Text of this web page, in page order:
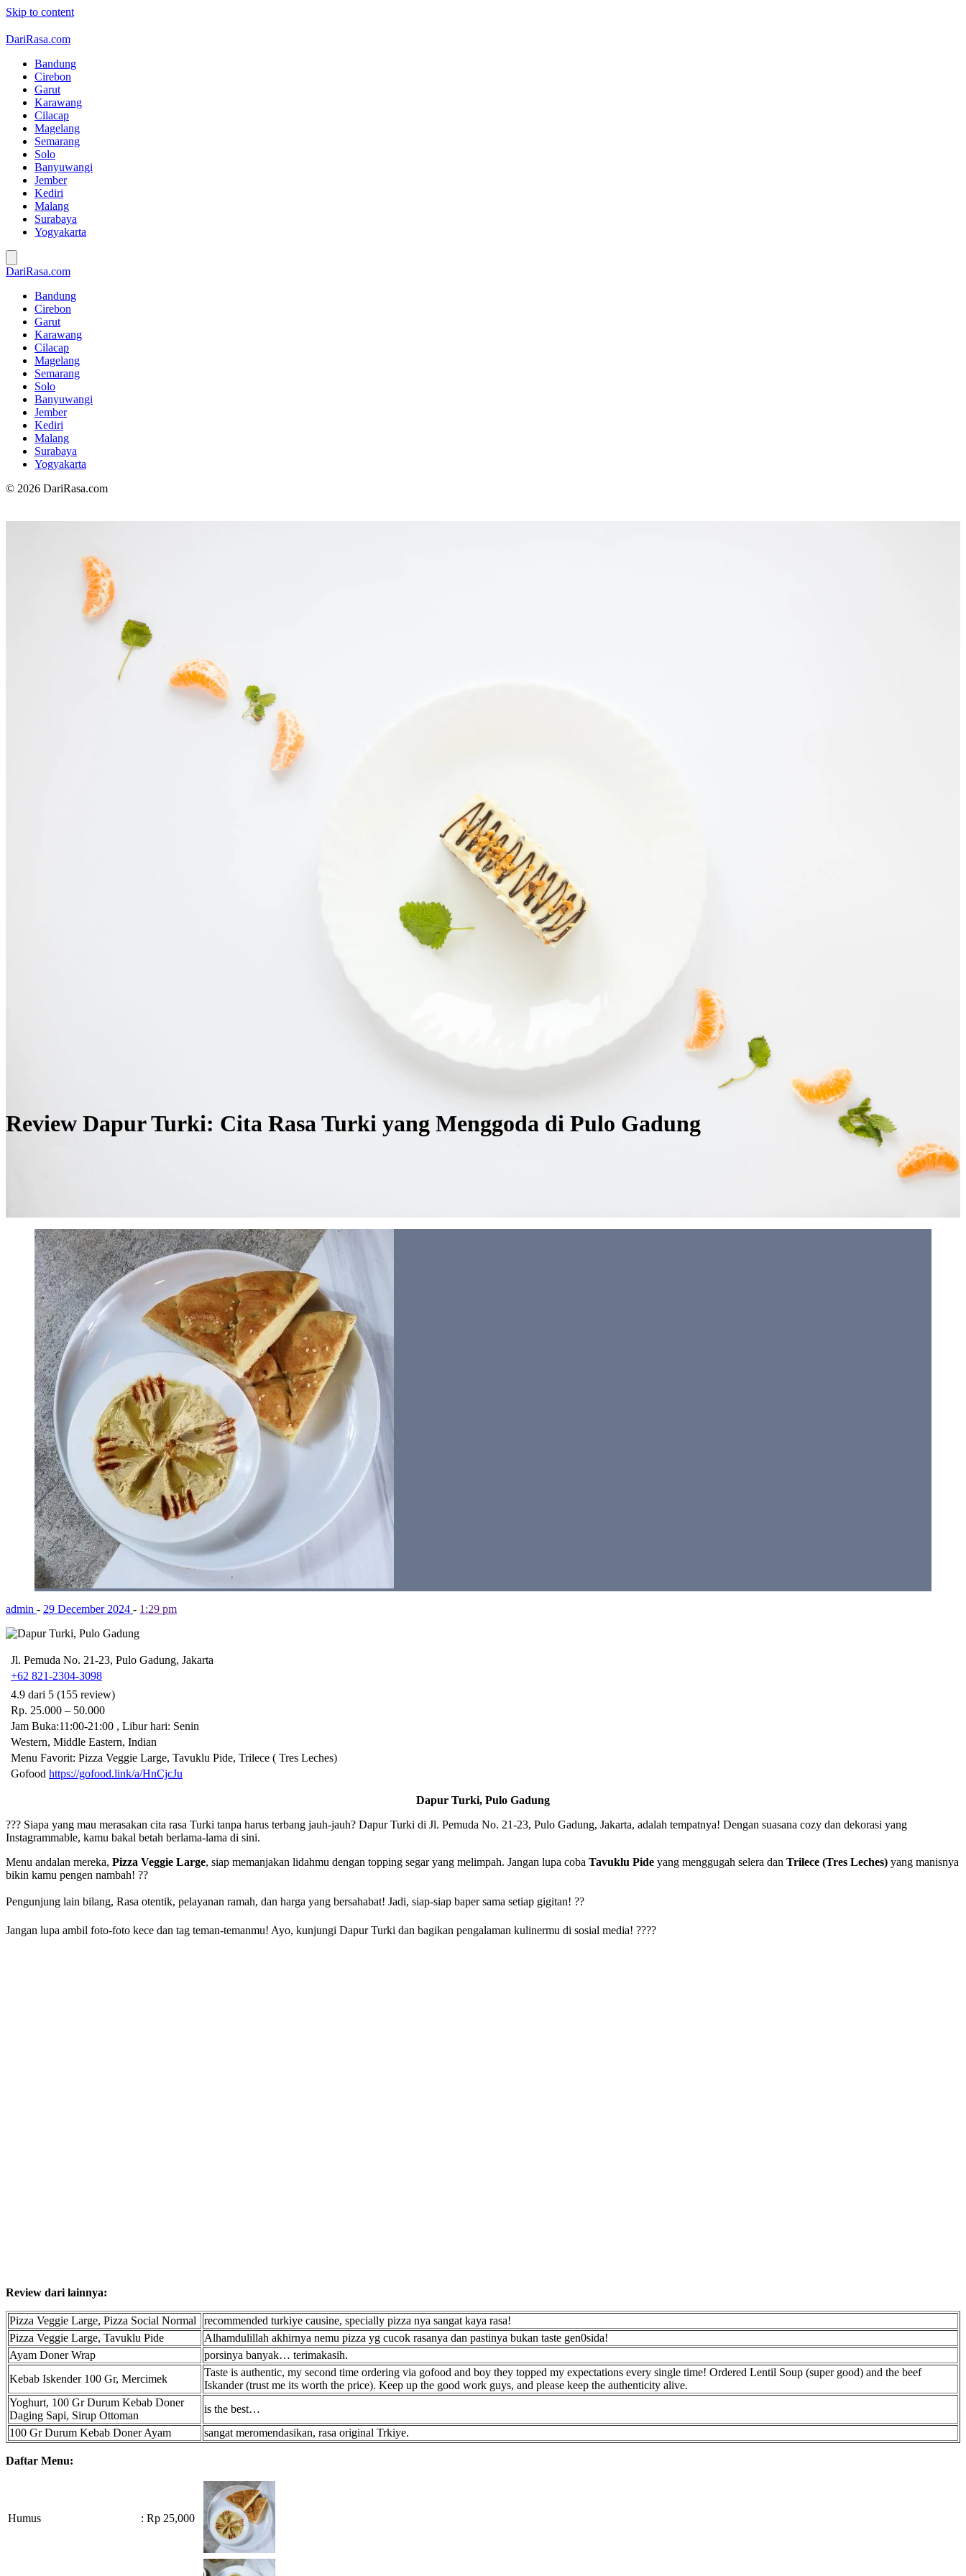
Skip to content
DariRasa.com
Bandung
Cirebon
Garut
Karawang
Cilacap
Magelang
Semarang
Solo
Banyuwangi
Jember
Kediri
Malang
Surabaya
Yogyakarta
DariRasa.com
Bandung
Cirebon
Garut
Karawang
Cilacap
Magelang
Semarang
Solo
Banyuwangi
Jember
Kediri
Malang
Surabaya
Yogyakarta
© 2026 DariRasa.com
Review Dapur Turki: Cita Rasa Turki yang Menggoda di Pulo Gadung
admin - 29 December 2024 - 1:29 pm
Jl. Pemuda No. 21-23, Pulo Gadung, Jakarta
+62 821-2304-3098
4.9 dari 5 (155 review)
Rp. 25.000 – 50.000
Jam Buka:11:00-21:00 , Libur hari: Senin
Western, Middle Eastern, Indian
Menu Favorit: Pizza Veggie Large, Tavuklu Pide, Trilece ( Tres Leches)
Gofood https://gofood.link/a/HnCjcJu
Dapur Turki, Pulo Gadung
??? Siapa yang mau merasakan cita rasa Turki tanpa harus terbang jauh-jauh? Dapur Turki di Jl. Pemuda No. 21-23, Pulo Gadung, Jakarta, adalah tempatnya! Dengan suasana cozy dan dekorasi yang
Instagrammable, kamu bakal betah berlama-lama di sini.
Menu andalan mereka, Pizza Veggie Large, siap memanjakan lidahmu dengan topping segar yang melimpah. Jangan lupa coba Tavuklu Pide yang menggugah selera dan Trilece (Tres Leches) yang manisnya
bikin kamu pengen nambah! ??
Pengunjung lain bilang, Rasa otentik, pelayanan ramah, dan harga yang bersahabat! Jadi, siap-siap baper sama setiap gigitan! ??
Jangan lupa ambil foto-foto kece dan tag teman-temanmu! Ayo, kunjungi Dapur Turki dan bagikan pengalaman kulinermu di sosial media! ????
Review dari lainnya:
Pizza Veggie Large, Pizza Social Normal
recommended turkiye causine, specially pizza nya sangat kaya rasa!
Pizza Veggie Large, Tavuklu Pide
Alhamdulillah akhirnya nemu pizza yg cucok rasanya dan pastinya bukan taste gen0sida!
Ayam Doner Wrap
porsinya banyak… terimakasih.
Kebab Iskender 100 Gr, Mercimek
Taste is authentic, my second time ordering via gofood and boy they topped my expectations every single time! Ordered Lentil Soup (super good) and the beef
Iskander (trust me its worth the price). Keep up the good work guys, and please keep the authenticity alive.
Yoghurt, 100 Gr Durum Kebab Doner
Daging Sapi, Sirup Ottoman
is the best…
100 Gr Durum Kebab Doner Ayam
sangat meromendasikan, rasa original Trkiye.
Daftar Menu:
Humus : Rp 25,000